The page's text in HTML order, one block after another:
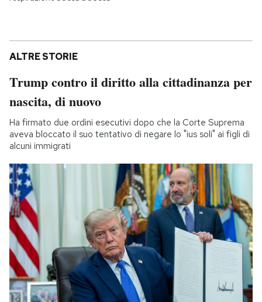
ALTRE STORIE
Trump contro il diritto alla cittadinanza per
nascita, di nuovo
Ha firmato due ordini esecutivi dopo che la Corte Suprema
aveva bloccato il suo tentativo di negare lo "ius soli" ai figli di
alcuni immigrati